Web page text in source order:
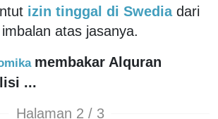
izin tinggal di Swedia dari
atas jasanya.
membakar Alquran
...
Halaman 2 / 3